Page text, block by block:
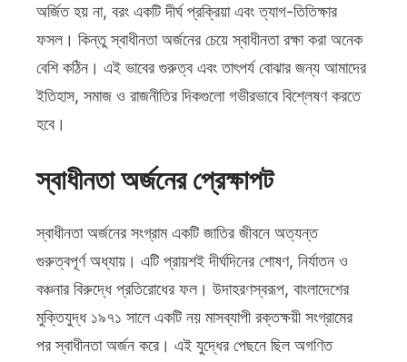
অর্জিত হয় না, বরং একটি দীর্ঘ প্রক্রিয়া এবং ত্যাগ-তিতিক্ষার
ফসল। কিন্তু স্বাধীনতা অর্জনের চেয়ে স্বাধীনতা রক্ষা করা অনেক
বেশি কঠিন। এই ভাবের গুরুত্ব এবং তাৎপর্য বোঝার জন্য আমাদের
ইতিহাস, সমাজ ও রাজনীতির দিকগুলো গভীরভাবে বিশ্লেষণ করতে
হবে।
স্বাধীনতা অর্জনের প্রেক্ষাপট
স্বাধীনতা অর্জনের সংগ্রাম একটি জাতির জীবনে অত্যন্ত
গুরুত্বপূর্ণ অধ্যায়। এটি প্রায়শই দীর্ঘদিনের শোষণ, নির্যাতন ও
বঞ্চনার বিরুদ্ধে প্রতিরোধের ফল। উদাহরণস্বরূপ, বাংলাদেশের
মুক্তিযুদ্ধ ১৯৭১ সালে একটি নয় মাসব্যাপী রক্তক্ষয়ী সংগ্রামের
পর স্বাধীনতা অর্জন করে। এই যুদ্ধের পেছনে ছিল অগণিত